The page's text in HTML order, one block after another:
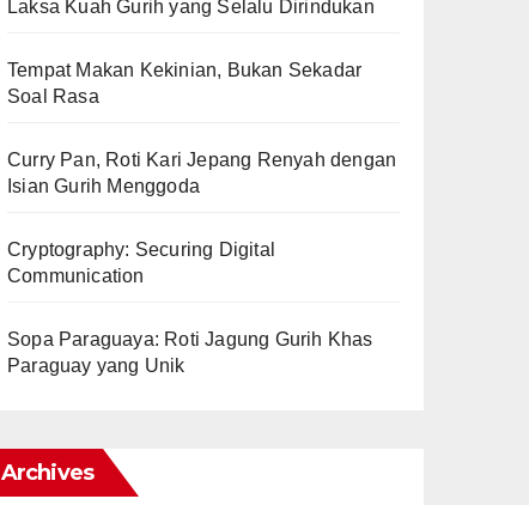
Laksa Kuah Gurih yang Selalu Dirindukan
Tempat Makan Kekinian, Bukan Sekadar
Soal Rasa
Curry Pan, Roti Kari Jepang Renyah dengan
Isian Gurih Menggoda
Cryptography: Securing Digital
Communication
Sopa Paraguaya: Roti Jagung Gurih Khas
Paraguay yang Unik
Archives